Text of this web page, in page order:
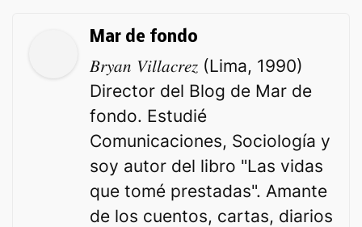
Mar de fondo
𝐵𝑟𝑦𝑎𝑛 𝑉𝑖𝑙𝑙𝑎𝑐𝑟𝑒𝑧 (Lima, 1990)
Director del Blog de Mar de
fondo. Estudié
Comunicaciones, Sociología y
soy autor del libro "Las vidas
que tomé prestadas". Amante
de los cuentos, cartas, diarios